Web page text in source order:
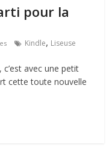
pour la
Kindle, Liseuse
avec une petit
cette toute nouvelle